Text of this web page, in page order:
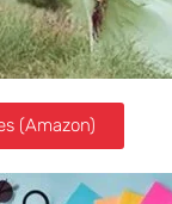
(Amazon)